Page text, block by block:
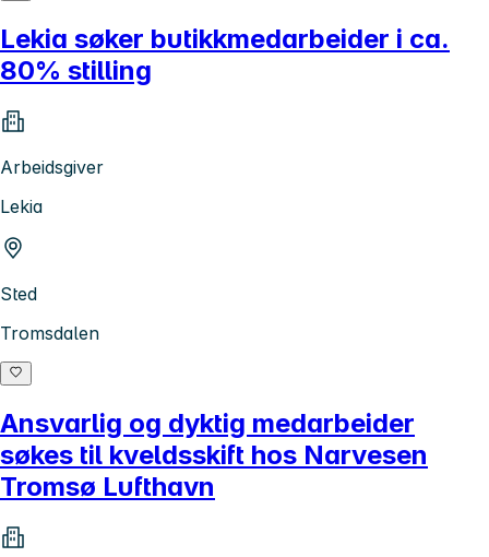
Lekia søker butikkmedarbeider i ca.
80% stilling
Arbeidsgiver
Lekia
Sted
Tromsdalen
Ansvarlig og dyktig medarbeider
søkes til kveldsskift hos Narvesen
Tromsø Lufthavn